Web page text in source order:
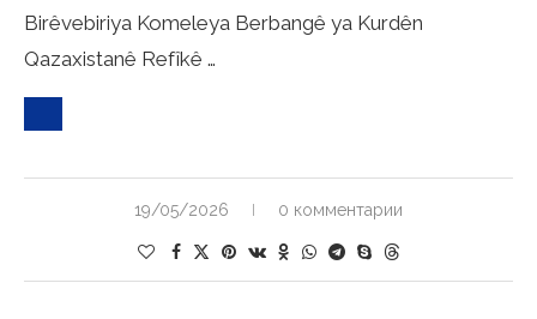
Birêvebiriya Komeleya Berbangê ya Kurdên
Qazaxistanê Refîkê …
19/05/2026 0 комментарии